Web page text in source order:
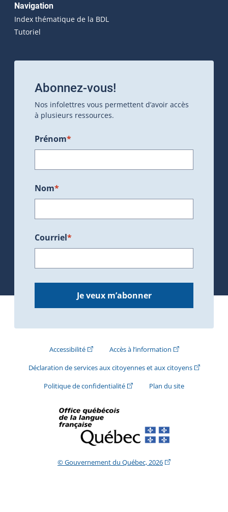
Navigation
Index thématique de la BDL
Tutoriel
Abonnez-vous!
Nos infolettres vous permettent d’avoir accès
à plusieurs ressources.
Prénom*
Nom*
Courriel*
Je veux m’abonner
Accessibilité(Cet hyperlien externe s'ouvrira dans une
Accès à l’information(Cet hyperlien
Déclaration de services aux citoyennes et aux citoyens(Cet
Politique de confidentialité(Cet hyperlien externe s'ouvrira
Plan du site
© Gouvernement du Québec, 2026(Cet hyperlien